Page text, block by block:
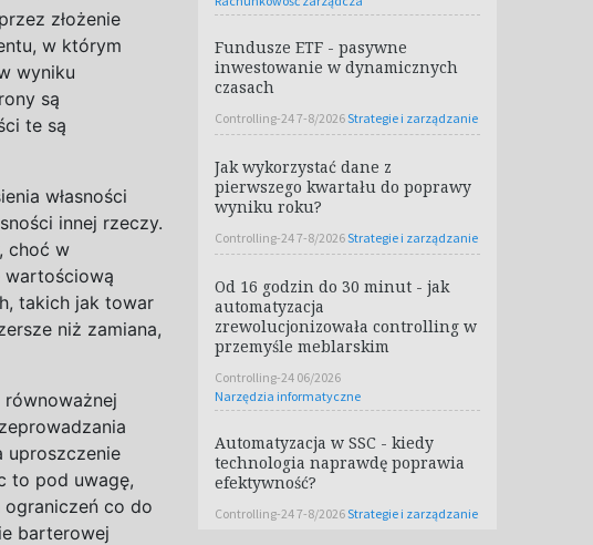
złożenie
w którym
wyniku
są
te są
własności
innej rzeczy.
choć w
wartościową
takich jak towar
niż zamiana,
równoważnej
uproszczenie
to pod uwagę,
co do
barterowej
Fundusze ETF - pasywne
inwestowanie w dynamicznych
czasach
Controlling-24 7-8/2026Strategie i zarządzanie
Jak wykorzystać dane z
pierwszego kwartału do poprawy
wyniku roku?
Controlling-24 7-8/2026Strategie i zarządzanie
Od 16 godzin do 30 minut - jak
automatyzacja
zrewolucjonizowała controlling w
przemyśle meblarskim
Controlling-24 06/2026
Narzędzia informatyczne
Automatyzacja w SSC - kiedy
technologia naprawdę poprawia
efektywność?
Controlling-24 7-8/2026Strategie i zarządzanie